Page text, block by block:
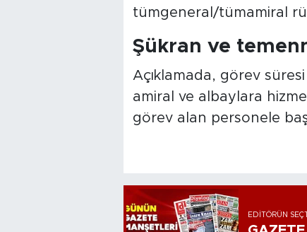
tümgeneral/tümamiral
Şükran ve
Açıklamada, görev
amiral ve albaylara
görev alan personele
EDITÖRÜN